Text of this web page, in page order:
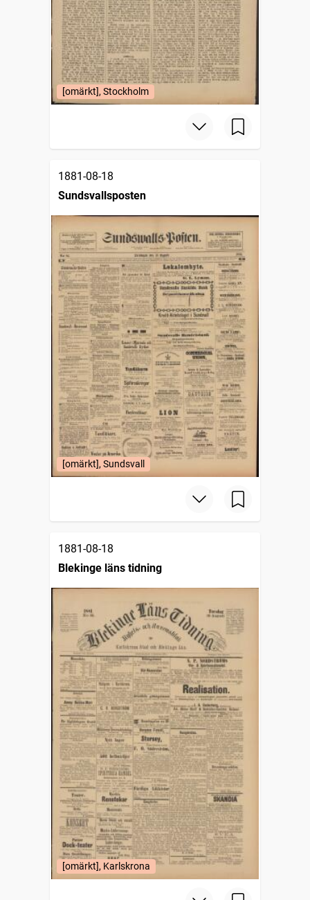
[omärkt], Stockholm
1881-08-18
Sundsvallsposten
[omärkt], Sundsvall
1881-08-18
Blekinge läns tidning
[omärkt], Karlskrona